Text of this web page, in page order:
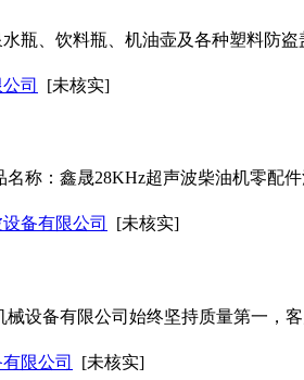
瓶、饮料瓶、机油壶及各种塑料防
司
[未核实]
称：鑫晟28KHz超声波柴油机零配
备有限公司
[未核实]
设备有限公司始终坚持质量第一，
限公司
[未核实]